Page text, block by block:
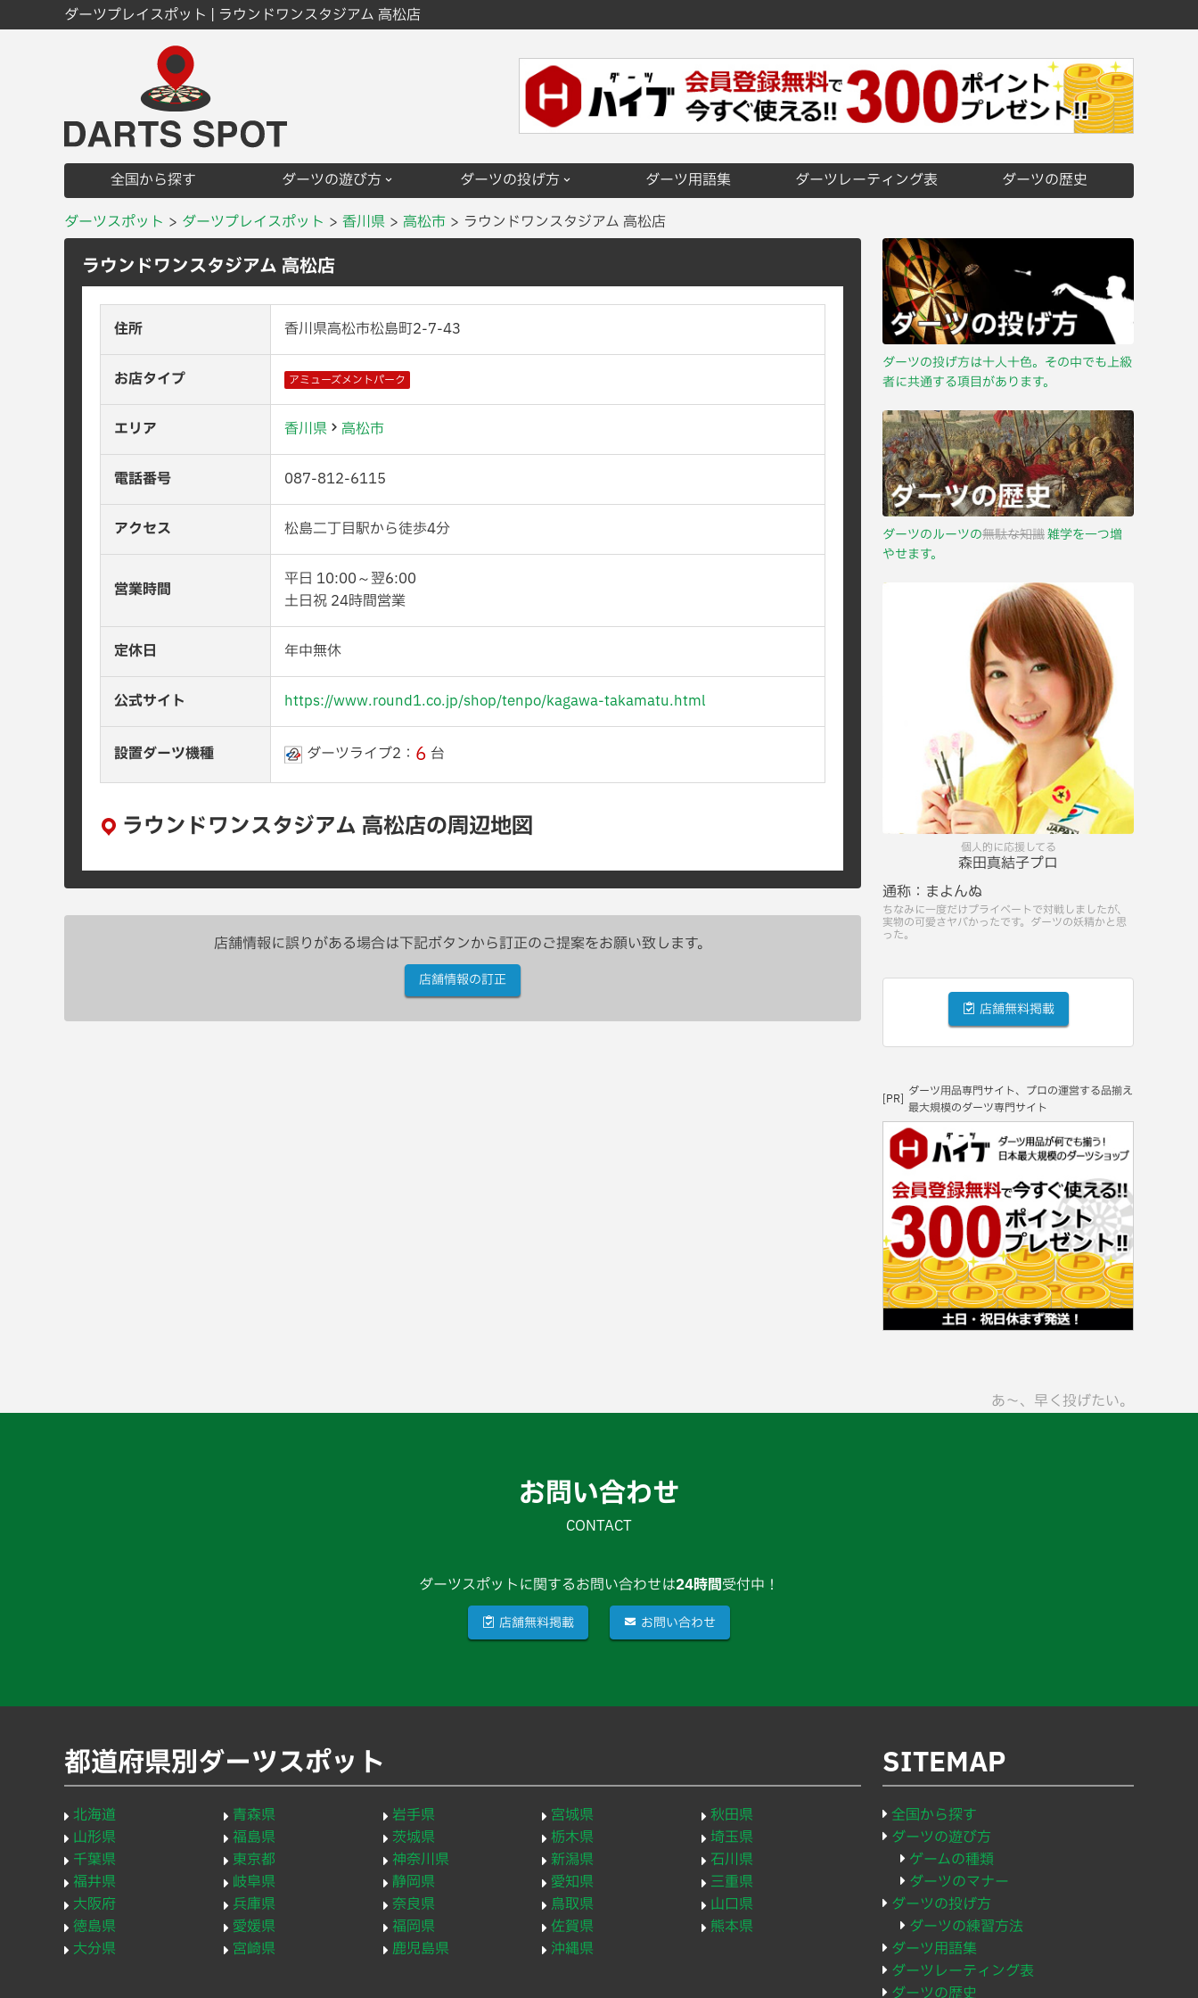
ダーツプレイスポット | ラウンドワンスタジアム 高松店
全国から探す ダーツの遊び方 ダーツの投げ方 ダーツ用語集 ダーツレーティング表
ダーツの歴史
ダーツスポット
ダーツプレイスポット 香川県 高松市 ラウンドワンスタジアム 高松店
ラウンドワンスタジアム 高松店
住所 香川県高松市松島町2-7-43
お店タイプ アミューズメントパーク
エリア 香川県 高松市
電話番号 087-812-6115
アクセス 松島二丁目駅から徒歩4分
営業時間
平日 10:00～翌6:00
土日祝 24時間営業
定休日 年中無休
公式サイト https://www.round1.co.jp/shop/tenpo/kagawa-takamatu.html
設置ダーツ機種 ダーツライブ2： 6 台
ラウンドワンスタジアム 高松店の周辺地図
店舗情報に誤りがある場合は下記ボタンから訂正のご提案をお願い致します。
店舗情報の訂正
ダーツの投げ方は十人十色。その中でも上級
者に共通する項目があります。
ダーツのルーツの無駄な知識雑学を一つ増
やせます。
個人的に応援してる
森田真結子プロ
通称： まよんぬ
ちなみに一度だけプライベートで対戦しましたが、
実物の可愛さヤバかったです。ダーツの妖精かと思
った。
店舗無料掲載
[PR]
ダーツ用品専門サイト、プロの運営する品揃え
最大規模のダーツ専門サイト
あ〜、早く投げたい。
お問い合わせ
CONTACT
ダーツスポットに関するお問い合わせは24時間受付中！
店舗無料掲載 お問い合わせ
都道府県別ダーツスポット
北海道 青森県 岩手県 宮城県
秋田県
山形県
福島県 茨城県 栃木県
埼玉県
千葉県
東京都 神奈川県 新潟県
石川県
福井県
岐阜県 静岡県 愛知県
三重県
大阪府
兵庫県 奈良県 鳥取県
山口県
徳島県
愛媛県 福岡県 佐賀県
熊本県
大分県
宮崎県 鹿児島県 沖縄県
SITEMAP
全国から探す
ダーツの遊び方
ゲームの種類
ダーツのマナー
ダーツの投げ方
ダーツの練習方法
ダーツ用語集
ダーツレーティング表
ダーツの歴史